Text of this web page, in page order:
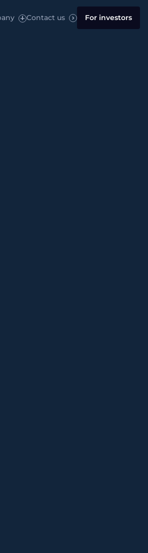
Contact us For investors